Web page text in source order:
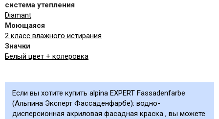
система утепления
Diamant
Моющаяся
2 класс влажного истирания
Значки
Белый цвет + колеровка
Если вы хотите купить alpina EXPERT Fassadenfarbe
(Альпина Эксперт Фассаденфарбе): водно-
дисперсионная акриловая фасадная краска , вы можете